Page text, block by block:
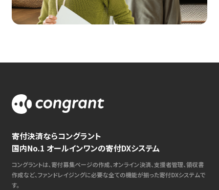
寄付決済ならコングラント
国内No.1 オールインワンの寄付DXシステム
コングラントは、寄付募集ページの作成、オンライン決済、支援者管理、領収書
作成など、ファンドレイジングに必要な全ての機能が揃った寄付DXシステムで
す。